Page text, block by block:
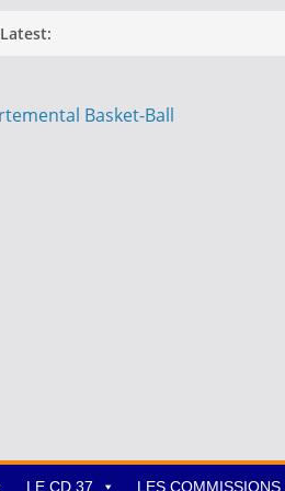
Latest:
LE CD 37 LES COMMISSIONS